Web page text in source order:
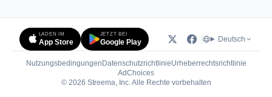
LADEN IM
App Store
JETZT BEI
Google Play Deutsch
Nutzungsbedingungen DatenschutzrichtlinieUrheberrechtsrichtlinie
AdChoices(öffnet in neuem Tab)
© 2026 Streema, Inc. Alle Rechte vorbehalten